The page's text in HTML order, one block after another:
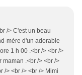
/> C'est un beau
mère d'un adorable
1 h 00 .<br /> <br />
.<br /> <br />
/> <br /> <br /> Mimi